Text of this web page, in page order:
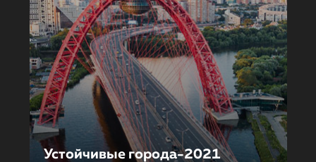
Устойчивые города-2021